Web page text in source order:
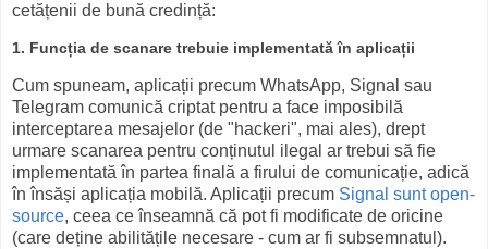
cetățenii de bună credință:
1. Funcția de scanare trebuie implementată în aplicații
Cum spuneam, aplicații precum WhatsApp, Signal sau
Telegram comunică criptat pentru a face imposibilă
interceptarea mesajelor (de "hackeri", mai ales), drept
urmare scanarea pentru conținutul ilegal ar trebui să fie
implementată în partea finală a firului de comunicație, adică
în însăși aplicația mobilă. Aplicații precum Signal sunt open-
source, ceea ce înseamnă că pot fi modificate de oricine
(care deține abilitățile necesare - cum ar fi subsemnatul).